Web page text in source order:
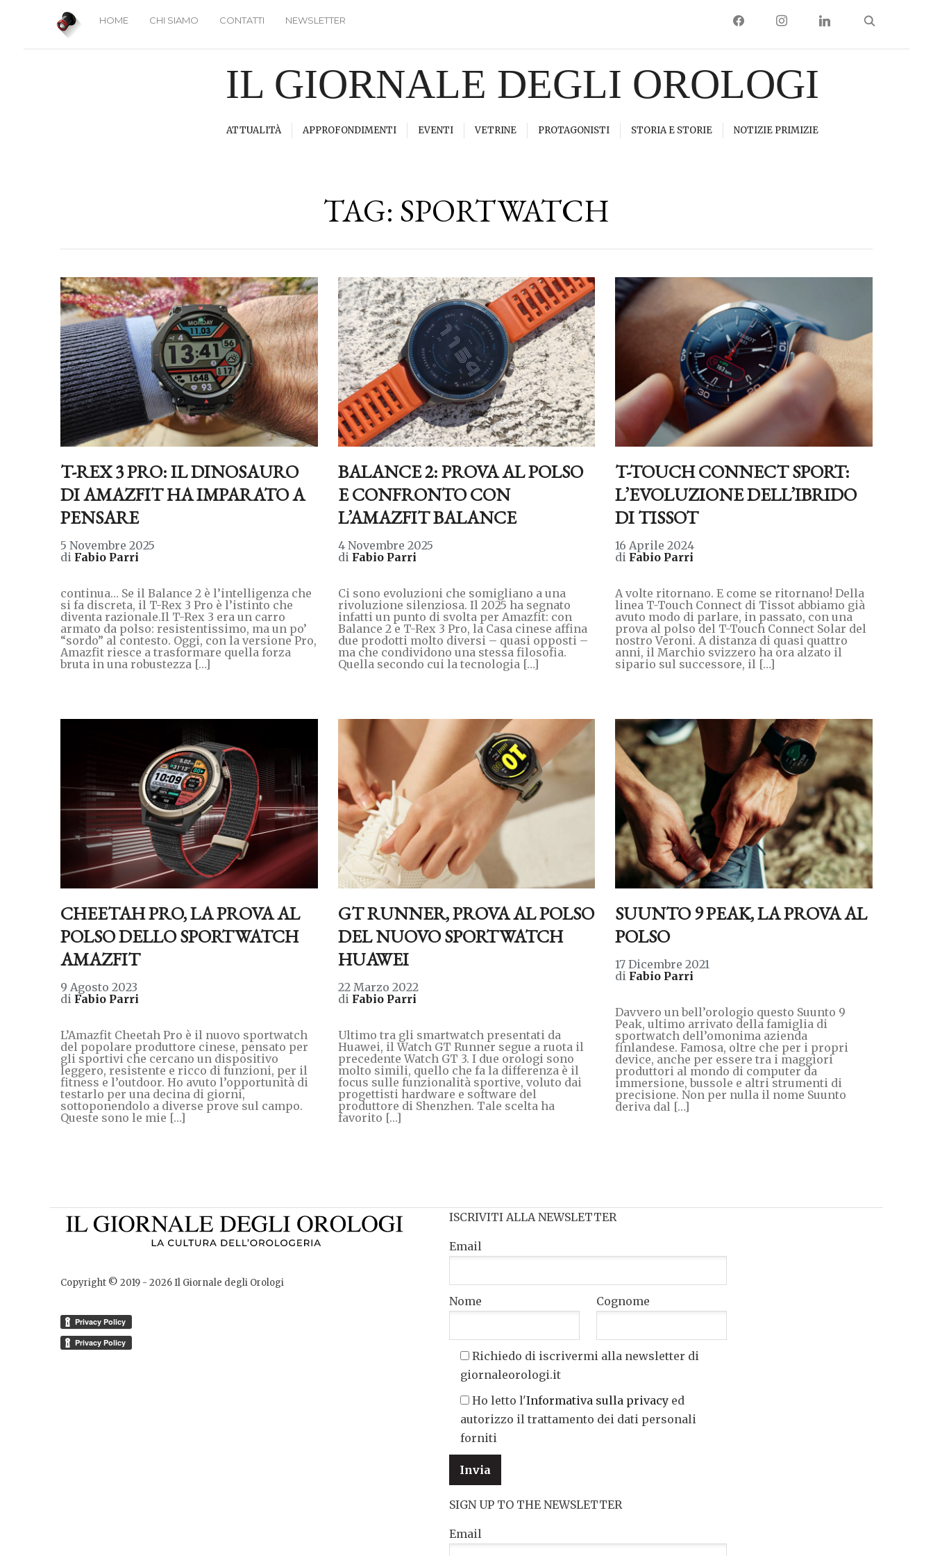
HOME CHI SIAMO CONTATTI NEWSLETTER FACEBOOKINSTAGRAMLINKEDIN
IL GIORNALE DEGLI OROLOGI
ATTUALITÀ APPROFONDIMENTI EVENTI VETRINE PROTAGONISTI STORIA E STORIE NOTIZIE PRIMIZIE
TAG: SPORTWATCH
T-REX 3 PRO: IL DINOSAURO
DI AMAZFIT HA IMPARATO A
PENSARE
5 Novembre 2025
di Fabio Parri
continua… Se il Balance 2 è l’intelligenza che
si fa discreta, il T-Rex 3 Pro è l’istinto che
diventa razionale.Il T-Rex 3 era un carro
armato da polso: resistentissimo, ma un po’
“sordo” al contesto. Oggi, con la versione Pro,
Amazfit riesce a trasformare quella forza
bruta in una robustezza […]
BALANCE 2: PROVA AL POLSO
E CONFRONTO CON
L’AMAZFIT BALANCE
4 Novembre 2025
di Fabio Parri
Ci sono evoluzioni che somigliano a una
rivoluzione silenziosa. Il 2025 ha segnato
infatti un punto di svolta per Amazfit: con
Balance 2 e T-Rex 3 Pro, la Casa cinese affina
due prodotti molto diversi – quasi opposti –
ma che condividono una stessa filosofia.
Quella secondo cui la tecnologia […]
T-TOUCH CONNECT SPORT:
L’EVOLUZIONE DELL’IBRIDO
DI TISSOT
16 Aprile 2024
di Fabio Parri
A volte ritornano. E come se ritornano! Della
linea T-Touch Connect di Tissot abbiamo già
avuto modo di parlare, in passato, con una
prova al polso del T-Touch Connect Solar del
nostro Veroni. A distanza di quasi quattro
anni, il Marchio svizzero ha ora alzato il
sipario sul successore, il […]
CHEETAH PRO, LA PROVA AL
POLSO DELLO SPORTWATCH
AMAZFIT
9 Agosto 2023
di Fabio Parri
L’Amazfit Cheetah Pro è il nuovo sportwatch
del popolare produttore cinese, pensato per
gli sportivi che cercano un dispositivo
leggero, resistente e ricco di funzioni, per il
fitness e l’outdoor. Ho avuto l’opportunità di
testarlo per una decina di giorni,
sottoponendolo a diverse prove sul campo.
Queste sono le mie […]
GT RUNNER, PROVA AL POLSO
DEL NUOVO SPORTWATCH
HUAWEI
22 Marzo 2022
di Fabio Parri
Ultimo tra gli smartwatch presentati da
Huawei, il Watch GT Runner segue a ruota il
precedente Watch GT 3. I due orologi sono
molto simili, quello che fa la differenza è il
focus sulle funzionalità sportive, voluto dai
progettisti hardware e software del
produttore di Shenzhen. Tale scelta ha
favorito […]
SUUNTO 9 PEAK, LA PROVA AL
POLSO
17 Dicembre 2021
di Fabio Parri
Davvero un bell’orologio questo Suunto 9
Peak, ultimo arrivato della famiglia di
sportwatch dell’omonima azienda
finlandese. Famosa, oltre che per i propri
device, anche per essere tra i maggiori
produttori al mondo di computer da
immersione, bussole e altri strumenti di
precisione. Non per nulla il nome Suunto
deriva dal […]
Copyright © 2019 - 2026Il Giornale degli Orologi
ISCRIVITI ALLA NEWSLETTER
Email
Nome Cognome
Richiedo di iscrivermi alla newsletter di
giornaleorologi.it
Ho letto l'Informativa sulla privacy ed
autorizzo il trattamento dei dati personali
forniti
SIGN UP TO THE NEWSLETTER
Email